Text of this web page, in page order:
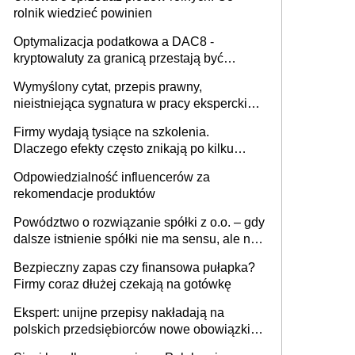
rolnik wiedzieć powinien
Optymalizacja podatkowa a DAC8 -
kryptowaluty za granicą przestają być
Wymyślony cytat, przepis prawny,
nieistniejąca sygnatura w pracy eksperckiej -
firmie
Firmy wydają tysiące na szkolenia.
Dlaczego efekty często znikają po kilku
Odpowiedzialność influencerów za
rekomendacje produktów
Powództwo o rozwiązanie spółki z o.o. – gdy
dalsze istnienie spółki nie ma sensu, ale nie
Bezpieczny zapas czy finansowa pułapka?
Firmy coraz dłużej czekają na gotówkę
Ekspert: unijne przepisy nakładają na
polskich przedsiębiorców nowe obowiązki w